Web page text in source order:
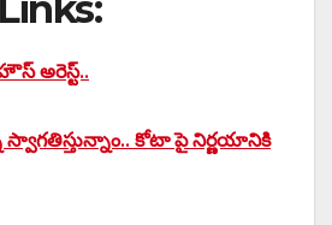
అరెస్ట్..
స్వాగతిస్తున్నాం.. కోటా పై నిర్ణయానికి